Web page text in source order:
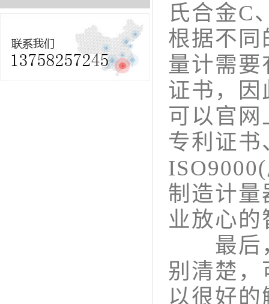
氏合金C
根据不同
量计需
证书，
可以官
专利证
制造计
业放心
最后，
别清楚
以很好